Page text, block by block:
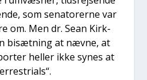
som sena­to­rer­ne var
om. Men dr. Sean Kirk­
bisæt­ning at næv­ne, at
hel­ler ikke synes at